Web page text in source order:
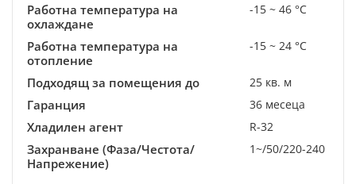
Работна температура на
охлаждане
-15 ~ 46 °C
Работна температура на
отопление
-15 ~ 24 °C
Подходящ за помещения до 25 кв. м
Гаранция 36 месеца
Хладилен агент R-32
Захранване (Фаза/Честота/
Напрежение)
1~/50/220-240